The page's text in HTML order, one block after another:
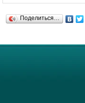
компании Griggio для
ленточнопильных
Поделиться…